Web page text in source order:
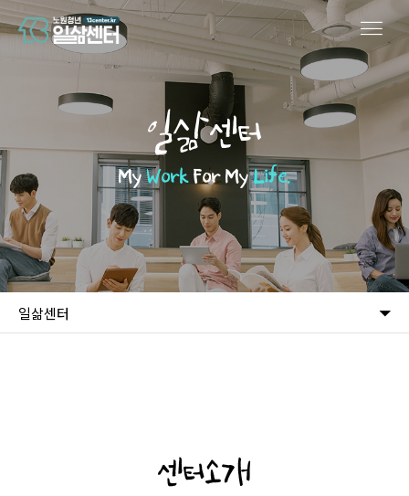
일삶센터
MyWorkFor MyLife.
일삶센터
센터소개